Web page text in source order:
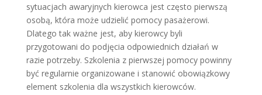
sytuacjach awaryjnych kierowca jest często pierwszą
osobą, która może udzielić pomocy pasażerowi.
Dlatego tak ważne jest, aby kierowcy byli
przygotowani do podjęcia odpowiednich działań w
razie potrzeby. Szkolenia z pierwszej pomocy powinny
być regularnie organizowane i stanowić obowiązkowy
element szkolenia dla wszystkich kierowców.